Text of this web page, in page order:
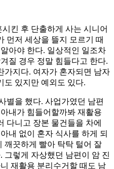
킨 후 단출하게 사는 시니어
먼저 세상을 뜰지 모르기 때
아야 한다. 일상적인 일조차
질 경우 정말 힘들다고 한다.
가지다. 여자가 혼자되면 남자
도 있지만 예외도 있다.
별을 했다. 사업가였던 남편
내가 힘들어할까봐 재활용
다니고 장본 물건들을 차에
내 없이 혼자 식사를 하게 되
깨끗하게 빨아 탁탁 털어 잘
그렇게 자상했던 남편이 암 진
재활용 분리수거할 때도 남